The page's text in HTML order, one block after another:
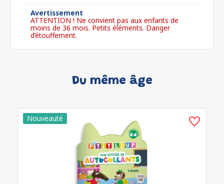
Avertissement
ATTENTION ! Ne convient pas aux enfants de
moins de 36 mois. Petits éléments. Danger
d’étouffement.
Du même âge